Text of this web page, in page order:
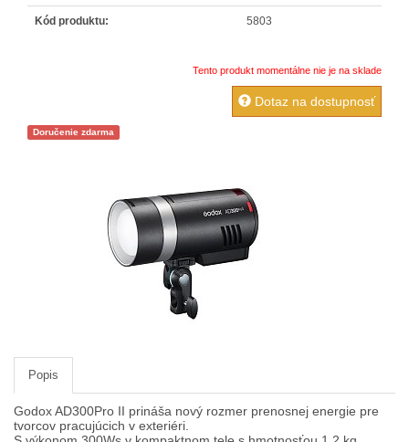
Makro príslušenstvo
Ochrana displeja
Pamäťové karty, čítačky
Popruhy a remienky
Video DSLR
Výpredaj / bazár
Vyváženie bielej
Kód produktu: 5803
Tento produkt momentálne nie je na sklade
Dotaz na dostupnosť
Doručenie zdarma
Popis
Godox AD300Pro II prináša nový rozmer prenosnej energie pre
tvorcov pracujúcich v exteriéri.